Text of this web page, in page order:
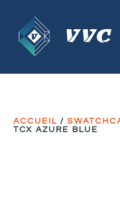
ACCUEIL /
TCX AZURE BLUE